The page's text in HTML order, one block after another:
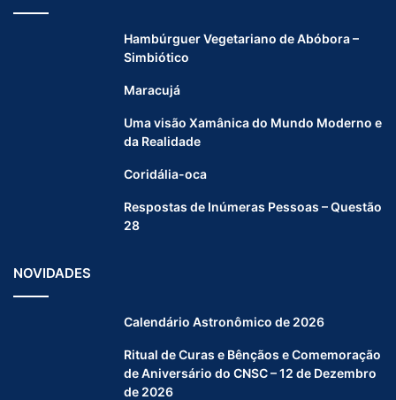
Hambúrguer Vegetariano de Abóbora –
Simbiótico
Maracujá
Uma visão Xamânica do Mundo Moderno e
da Realidade
Coridália-oca
Respostas de Inúmeras Pessoas – Questão
28
NOVIDADES
Calendário Astronômico de 2026
Ritual de Curas e Bênçãos e Comemoração
de Aniversário do CNSC – 12 de Dezembro
de 2026